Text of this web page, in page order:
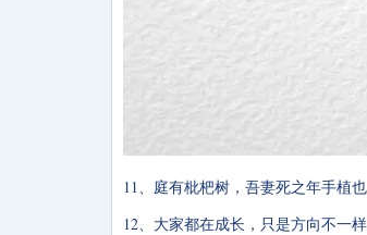
11、庭有枇杷树，吾妻死之年手植
12、大家都在成长，只是方向不一